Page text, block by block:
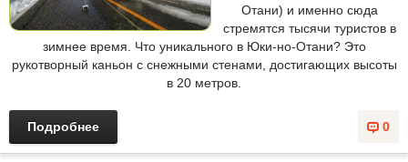
Отани) и именно сюда
стремятся тысячи туристов в
зимнее время. Что уникального в Юки-но-Отани? Это
рукотворный каньон с снежными стенами, достигающих высоты
в 20 метров.
0
Подробнее